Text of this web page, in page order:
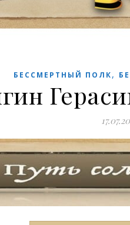
БЕССМЕРТНЫЙ ПОЛК,